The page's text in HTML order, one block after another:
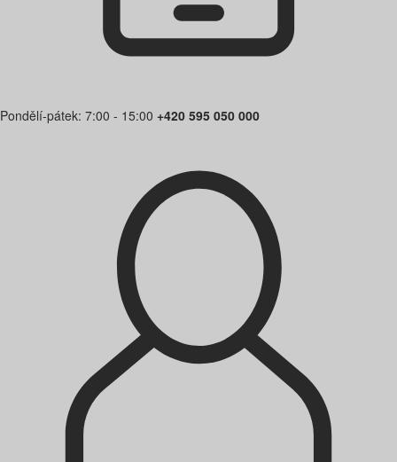
Pondělí-pátek: 7:00 - 15:00 +420 595 050 000